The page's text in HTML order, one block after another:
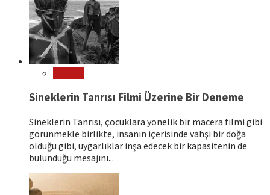
Sineklerin Tanrısı Filmi Üzerine Bir Deneme
Sineklerin Tanrısı, çocuklara yönelik bir macera filmi gibi
görünmekle birlikte, insanın içerisinde vahşi bir doğa
olduğu gibi, uygarlıklar inşa edecek bir kapasitenin de
bulunduğu mesajını...